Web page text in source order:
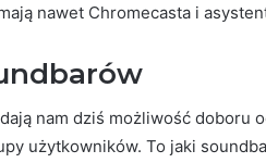
nawet Chromecasta i
nam dziś możliwość doboru
użytkowników. To jaki